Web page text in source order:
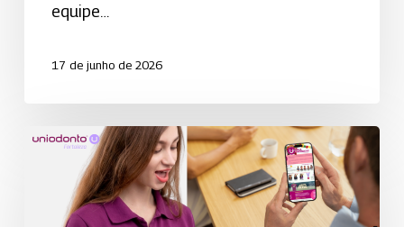
equipe…
17 de junho de 2026
Jornal
fortalece